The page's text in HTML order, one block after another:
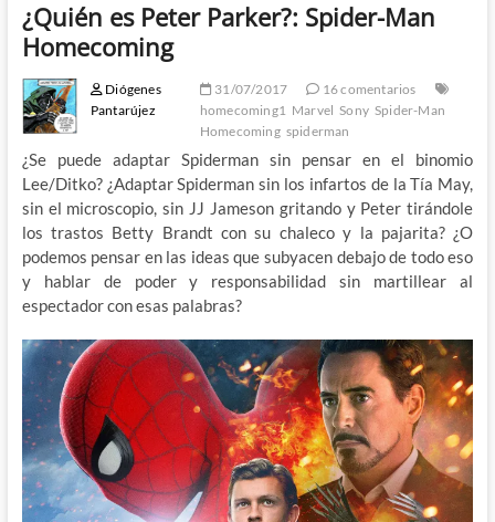
¿Quién es Peter Parker?: Spider-Man
Homecoming
Diógenes
Pantarújez
31/07/2017
16 comentarios
homecoming1 Marvel Sony Spider-Man
Homecoming spiderman
¿Se puede adaptar Spiderman sin pensar en el binomio
Lee/Ditko? ¿Adaptar Spiderman sin los infartos de la Tía May,
sin el microscopio, sin JJ Jameson gritando y Peter tirándole
los trastos Betty Brandt con su chaleco y la pajarita? ¿O
podemos pensar en las ideas que subyacen debajo de todo eso
y hablar de poder y responsabilidad sin martillear al
espectador con esas palabras?